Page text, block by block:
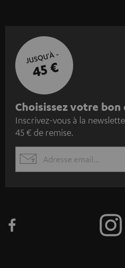
JUSQU'À -
45 €
I
n
s
c
r
z
Choisissez votre bon
Inscrivez-vous à la
45 € de remise.
EMAIL